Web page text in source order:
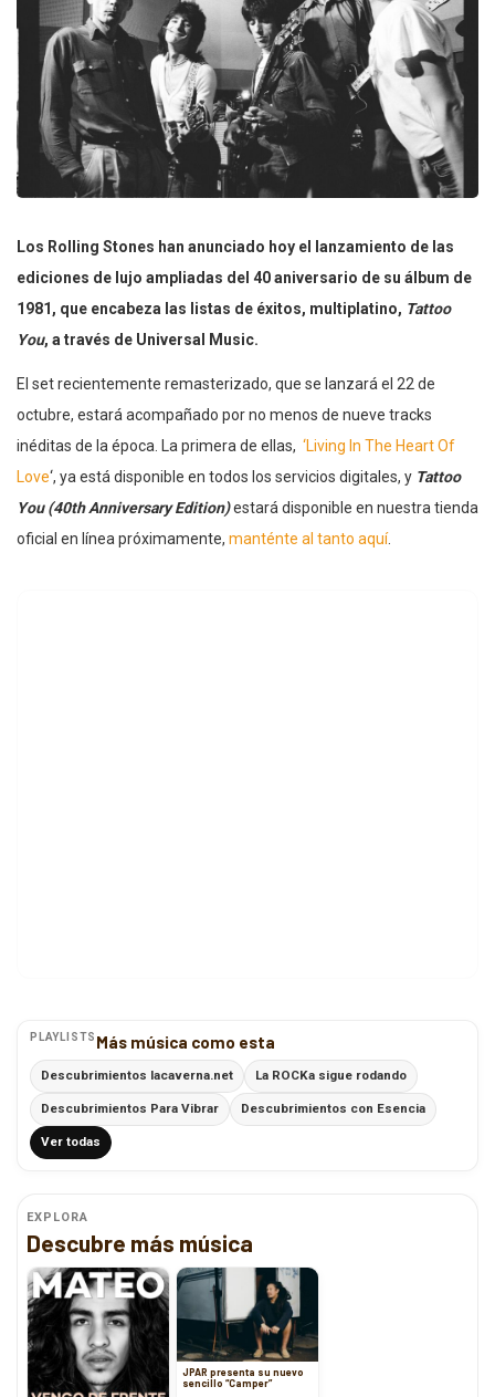
Los Rolling Stones han anunciado hoy el lanzamiento de las
ediciones de lujo ampliadas del 40 aniversario de su álbum de
1981, que encabeza las listas de éxitos, multiplatino, Tattoo
You, a través de Universal Music.
El set recientemente remasterizado, que se lanzará el 22 de
octubre, estará acompañado por no menos de nueve tracks
inéditas de la época. La primera de ellas, ‘Living In The Heart Of
Love‘, ya está disponible en todos los servicios digitales, y Tattoo
You (40th Anniversary Edition)estará disponible en nuestra tienda
oficial en línea próximamente, manténte al tanto aquí.
PLAYLISTS Más música como esta
Descubrimientos lacaverna.net La ROCKa sigue rodando
Descubrimientos Para Vibrar Descubrimientos con Esencia
Ver todas
EXPLORA
Descubre más música
JPAR presenta su nuevo
sencillo “Camper”